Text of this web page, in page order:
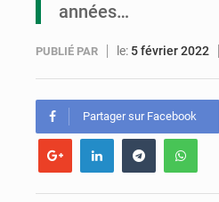
années…
PUBLIÉ PAR le: 5 février 2022
Partager sur Facebook